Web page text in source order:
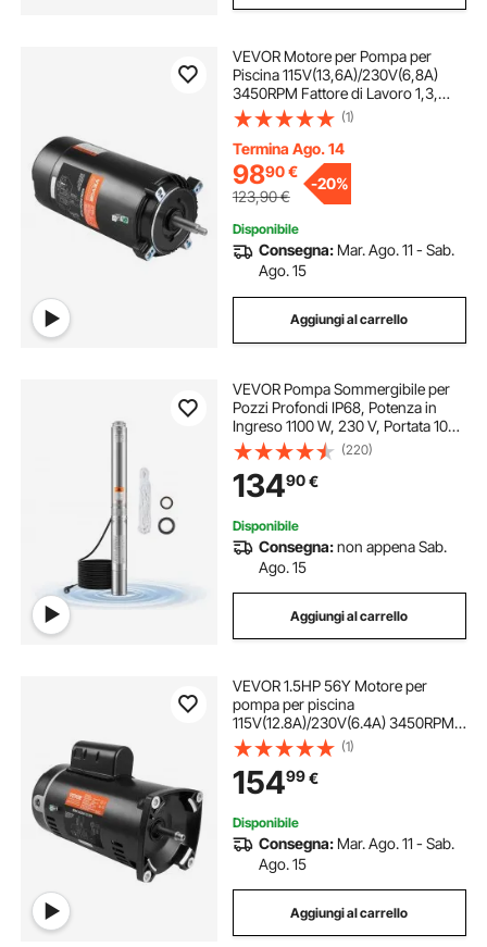
VEVOR Motore per Pompa per
Piscina 115V(13,6A)/230V(6,8A)
3450RPM Fattore di Lavoro 1,3,
Condensatore 90μF/Flangia 250V
Motore di Ricambio Rotondo
Rotante in Senso Antiorario per
Piscine
(1)
Termina Ago. 14
9890€
123,90€
-20%
Disponibile
Consegna: Mar. Ago. 11 - Sab.
Ago. 15
Aggiungi al carrello
VEVOR Pompa Sommergibile per
Pozzi Profondi IP68, Potenza in
Ingreso 1100 W, 230 V, Portata 100
L/min, Prevalenza 75 m, con Cavo
da 20 m, Pompa Acqua in Acciaio
Inox per Irrigazione Industriale
(220)
13490€
Disponibile
Consegna:non appena Sab.
Ago. 15
Aggiungi al carrello
VEVOR 1.5HP 56Y Motore per
pompa per piscina
115V(12.8A)/230V(6.4A) 3450RPM
Fattore di lavoro 1.1 Condensatore
90μF/250V Flangia quadrata
Motore sostitutivo rotante in senso
antiorario per piscine
(1)
15499€
Disponibile
Consegna: Mar. Ago. 11 - Sab.
Ago. 15
Aggiungi al carrello